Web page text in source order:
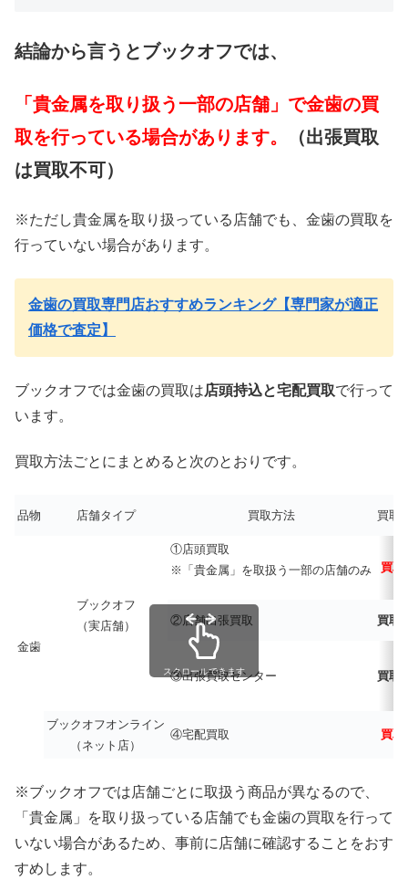
結論から言うとブックオフでは、
「貴金属を取り扱う一部の店舗」で金歯の買
取を行っている場合があります。
（出張買取
は買取不可）
※ただし貴金属を取り扱っている店舗でも、金歯の買取を
行っていない場合があります。
金歯の買取専門店おすすめランキング【専門家が適正
価格で査定】
ブックオフでは金歯の買取は店頭持込と宅配買取で行って
います。
買取方法ごとにまとめると次のとおりです。
品物 店舗タイプ 買取方法 買取
金歯
ブックオフ
（実店舗）
①店頭買取
※「貴金属」を取扱う一部の店舗のみ
買取
②店舗出張買取 買取
③出張買取センター 買取
ブックオフオンライン
（ネット店）
④宅配買取 買取
スクロールできます
※ブックオフでは店舗ごとに取扱う商品が異なるので、
「貴金属」を取り扱っている店舗でも金歯の買取を行って
いない場合があるため、事前に店舗に確認することをおす
すめします。